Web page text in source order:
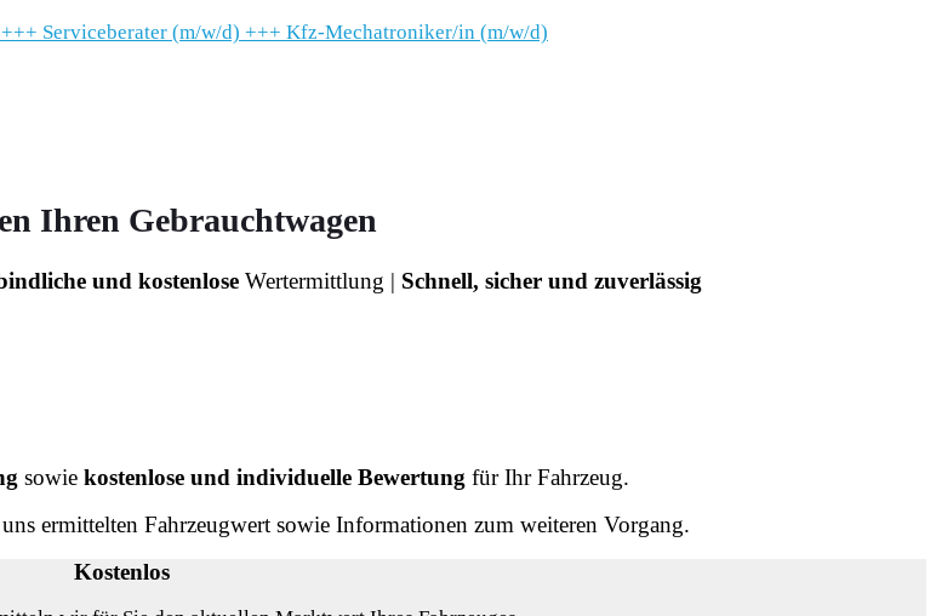
+++ Serviceberater (m/w/d) +++ Kfz-Mechatroniker/in (m/w/d)
Ihren Gebrauchtwagen
und kostenlose Wertermittlung | Schnell, sicher und zuverlässig
sowie kostenlose und individuelle Bewertung für Ihr Fahrzeug.
ermittelten Fahrzeugwert sowie Informationen zum weiteren Vorgang.
Kostenlos